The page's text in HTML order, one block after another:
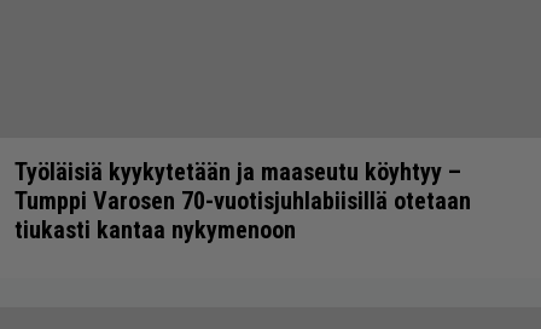
Työläisiä kyykytetään ja maaseutu köyhtyy –
Tumppi Varosen 70-vuotisjuhlabiisillä otetaan
tiukasti kantaa nykymenoon